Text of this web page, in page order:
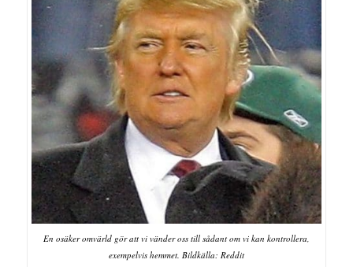
En osäker omvärld gör att vi vänder oss till sådant om vi kan kontrollera,
exempelvis hemmet. Bildkälla: Reddit